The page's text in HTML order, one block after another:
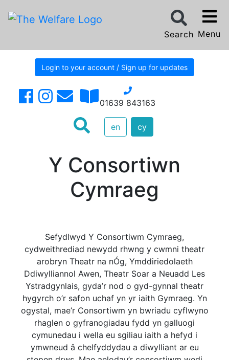
Search Menu
Login to your account / Sign up for updates
01639 843163
en cy
Y Consortiwn
Cymraeg
Sefydlwyd Y Consortiwm Cymraeg,
cydweithrediad newydd rhwng y cwmni theatr
arobryn Theatr na nÓg, Ymddiriedolaeth
Ddiwylliannol Awen, Theatr Soar a Neuadd Les
Ystradgynlais, gyda’r nod o gyd-gynnal theatr
hygyrch o’r safon uchaf yn yr iaith Gymraeg. Yn
ogystal, mae’r Consortiwm yn bwriadu cyflwyno
rhaglen o gyfranogiadau fydd yn galluogi
cymunedau i wella eu sgiliau iaith a hefyd i
ymwneud â chelfyddydau a diwylliant ar eu